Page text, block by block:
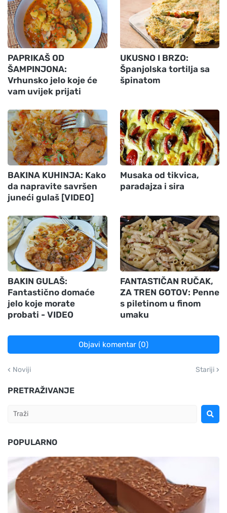
PAPRIKAŠ OD
ŠAMPINJONA:
Vrhunsko jelo koje će
vam uvijek prijati
UKUSNO I BRZO:
Španjolska tortilja sa
špinatom
BAKINA KUHINJA: Kako
da napravite savršen
juneći gulaš [VIDEO]
Musaka od tikvica,
paradajza i sira
BAKIN GULAŠ:
Fantastično domaće
jelo koje morate
probati - VIDEO
FANTASTIČAN RUČAK,
ZA TREN GOTOV: Penne
s piletinom u finom
umaku
Objavi komentar (0)
Noviji Stariji
PRETRAŽIVANJE
POPULARNO